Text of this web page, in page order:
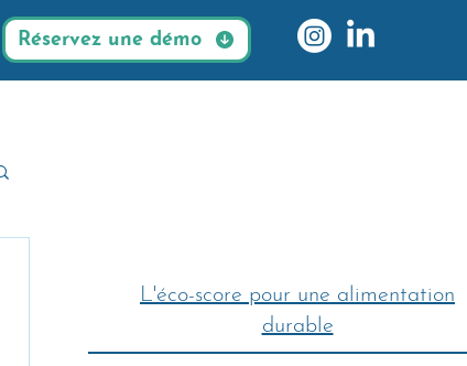
Réservez une démo
L'éco-score pour une alimentation
durable